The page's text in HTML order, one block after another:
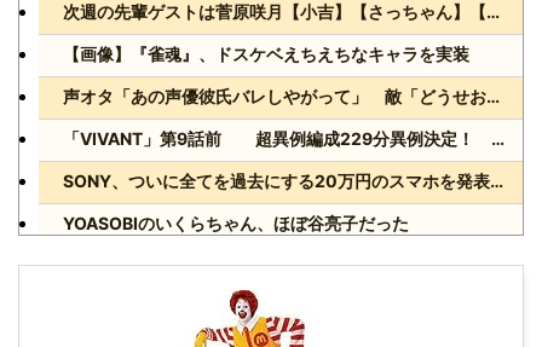
次週の先輩ゲストは菅原咲月【小吉】【さっちゃん】【乃木坂スター誕生！SIX】【乃木坂46】
【画像】『雀魂』、ドスケベえちえちなキャラを実装
声オタ「あの声優彼氏バレしやがって」 敵「どうせお前とは付き合えないのにｗ」←これ
「VIVANT」第9話前 超異例編成229分異例決定！ 気になる「裏の裏」黒須（松坂桃李）飛び交う考察
SONY、ついに全てを過去にする20万円のスマホを発表wwww
YOASOBIのいくらちゃん、ほぼ谷亮子だった